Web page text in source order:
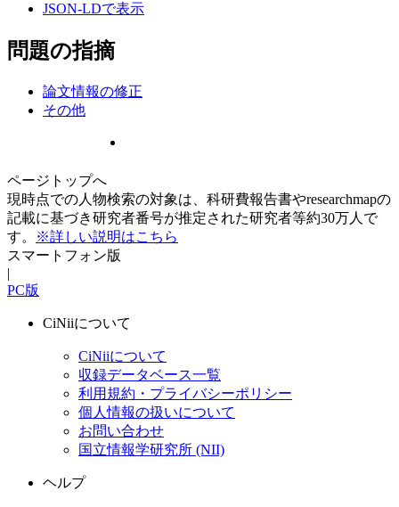
JSON-LDで表示
問題の指摘
論文情報の修正
その他
ページトップへ
現時点での人物検索の対象は、科研費報告書やresearchmapの
記載に基づき研究者番号が推定された研究者等約30万人で
す。
※詳しい説明はこちら
スマートフォン版
|
PC版
CiNiiについて
CiNiiについて
収録データベース一覧
利用規約・プライバシーポリシー
個人情報の扱いについて
お問い合わせ
国立情報学研究所 (NII)
ヘルプ